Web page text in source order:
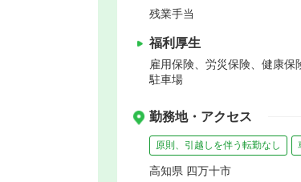
残業手当
福利厚生
雇用保険、労災保険、健康保
駐車場
勤務地・アクセス
原則、引越しを伴う転勤なし
高知県 四万十市